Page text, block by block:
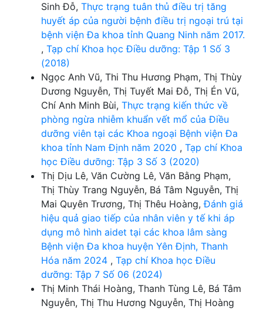
Sinh Đỗ, Thực trạng tuân thủ điều trị tăng
huyết áp của người bệnh điều trị ngoại trú tại
bệnh viện Đa khoa tỉnh Quang Ninh năm 2017.
, Tạp chí Khoa học Điều dưỡng: Tập 1 Số 3
(2018)
Ngọc Anh Vũ, Thi Thu Hương Phạm, Thị Thùy
Dương Nguyễn, Thị Tuyết Mai Đỗ, Thị Én Vũ,
Chí Anh Minh Bùi, Thực trạng kiến thức về
phòng ngừa nhiễm khuẩn vết mổ của Điều
dưỡng viên tại các Khoa ngoại Bệnh viện Đa
khoa tỉnh Nam Định năm 2020 , Tạp chí Khoa
học Điều dưỡng: Tập 3 Số 3 (2020)
Thị Dịu Lê, Văn Cường Lê, Văn Bằng Phạm,
Thị Thùy Trang Nguyễn, Bá Tâm Nguyễn, Thị
Mai Quyên Trương, Thị Thêu Hoàng,Đánh giá
hiệu quả giao tiếp của nhân viên y tế khi áp
dụng mô hình aidet tại các khoa lâm sàng
Bệnh viện Đa khoa huyện Yên Định, Thanh
Hóa năm 2024 , Tạp chí Khoa học Điều
dưỡng: Tập 7 Số 06 (2024)
Thị Minh Thái Hoàng, Thanh Tùng Lê, Bá Tâm
Nguyễn, Thị Thu Hương Nguyễn, Thị Hoàng